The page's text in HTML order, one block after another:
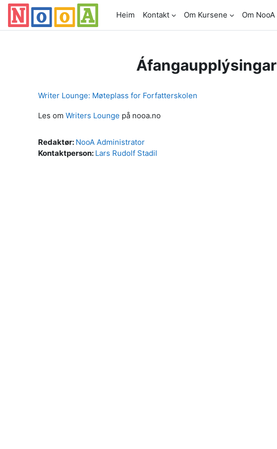
Farðu á aðalefni
Heim
Kontakt Om Kursene Om NooA
Áfangaupplýsingar
Writer Lounge: Møteplass for Forfatterskolen
Les om Writers Lounge på nooa.no
Redaktør: NooA Administrator
Kontaktperson: Lars Rudolf Stadil